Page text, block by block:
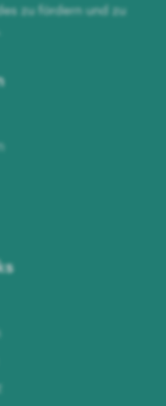
zu fördern und zu